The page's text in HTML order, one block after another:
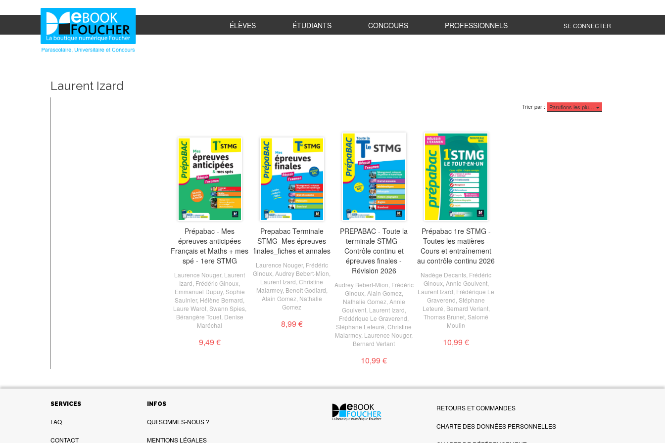
ÉLÈVES ÉTUDIANTS CONCOURS PROFESSIONNELS SE CONNECTER
Laurent Izard
Trier par : Parutions les plu…
Prépabac - Mes
épreuves anticipées
Français et Maths + mes
spé - 1ere STMG
Laurence Nouger, Laurent
Izard Frédéric Ginoux
Emmanuel Dupuy, Sophie
Saulnier, Hélène Bernard
Laure Warot, Swann Spies,
Bérangère Touet, Denise
Maréchal
9,49 €
Prepabac Terminale
STMG_Mes épreuves
finales_fiches et annales
Laurence Nouger, Frédéric
Ginoux Audrey Bebert-Mion
Laurent Izard Christine
Malarmey, Benoît Godiard
Alain Gomez Nathalie
Gomez
8,99 €
PREPABAC - Toute la
terminale STMG -
Contrôle continu et
épreuves finales -
Révision 2026
Audrey Bebert-Mion Frédéric
Ginoux Alain Gomez
Nathalie Gomez Annie
Goulvent, Laurent Izard
Frédérique Le Graverend
Stéphane Leteuré Christine
Malarmey, Laurence Nouger,
Bernard Verlant
10,99 €
Prépabac 1re STMG -
Toutes les matières -
Cours et entraînement
au contrôle continu 2026
Nadège Decants Frédéric
Ginoux Annie Goulvent,
Laurent Izard Frédérique Le
Graverend Stéphane
Leteuré Bernard Verlant,
Thomas Brunet Salomé
Moulin
10,99 €
SERVICES
FAQ
CONTACT
INFOS
QUI SOMMES-NOUS ?
MENTIONS LÉGALES
RETOURS ET COMMANDES
CHARTE DES DONNÉES PERSONNELLES